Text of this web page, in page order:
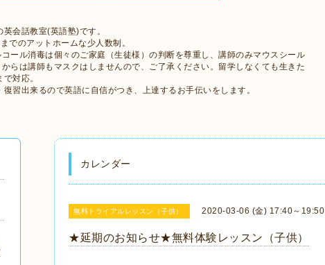
会話教室(英語塾)です。
でのアットホームな少人数制。
ール消毒は個々のご家庭（生徒様）の判断を尊重し、講師のみマウスシール
らは講師もマスクはしませんので、ご了承ください。留学しなくても生きた
対応。
習出来るので英語に自信がつき、上達するお手伝いをします。
カレンダー
無料トライアルレッスン（子供） 2020-03-06 (金) 17:40～19:50
★延期のお知らせ★無料体験レッスン（子供）